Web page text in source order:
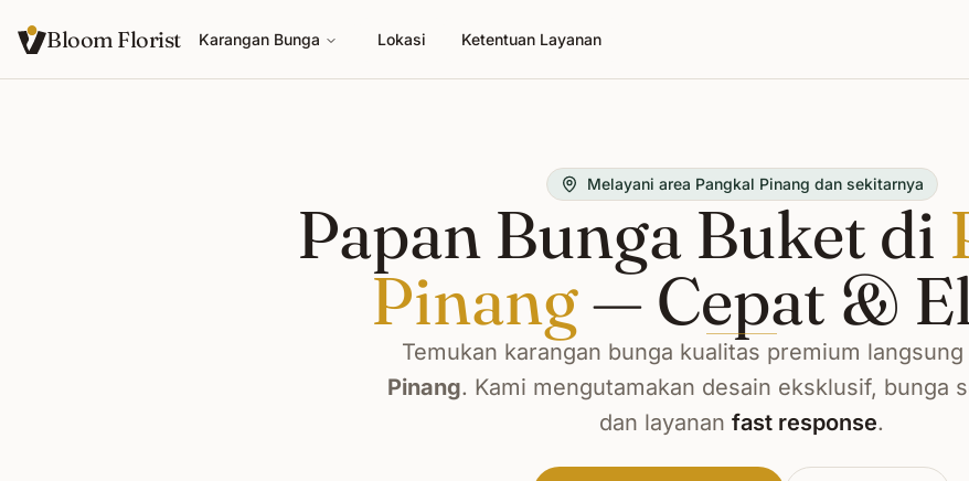
Bloom Florist Karangan Bunga Lokasi Ketentuan Layanan
Melayani area Pangkal Pinang dan sekitarnya
Papan Bunga Buket di
Pinang— Cepat &
Temukan karangan bunga kualitas premium langsung
Pinang. Kami mengutamakan desain eksklusif, bunga
dan layanan fast response.